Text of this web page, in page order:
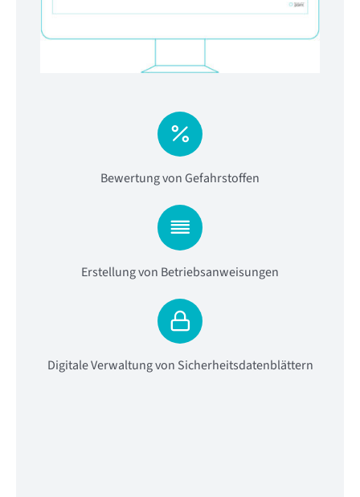
Bewertung von Gefahrstoffen
Erstellung von Betriebsanweisungen
Digitale Verwaltung von Sicherheitsdatenblättern